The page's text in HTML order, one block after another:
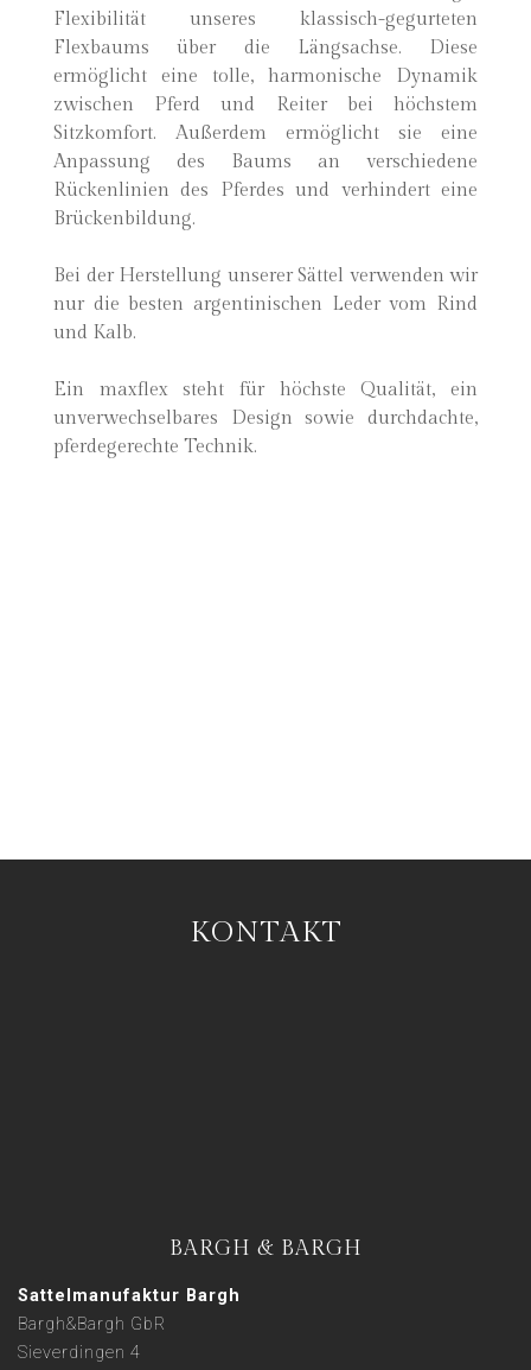
Flexibilität unseres klassisch-gegurteten
Flexbaums über die Längsachse. Diese
ermöglicht eine tolle, harmonische Dynamik
zwischen Pferd und Reiter bei höchstem
Sitzkomfort. Außerdem ermöglicht sie eine
Anpassung des Baums an verschiedene
Rückenlinien des Pferdes und verhindert eine
Brückenbildung.
Bei der Herstellung unserer Sättel verwenden wir
nur die besten argentinischen Leder vom Rind
und Kalb.
Ein maxflex steht für höchste Qualität, ein
unverwechselbares Design sowie durchdachte,
pferdegerechte Technik.
KONTAKT
BARGH & BARGH
Sattelmanufaktur Bargh
Bargh&Bargh GbR
Sieverdingen 4